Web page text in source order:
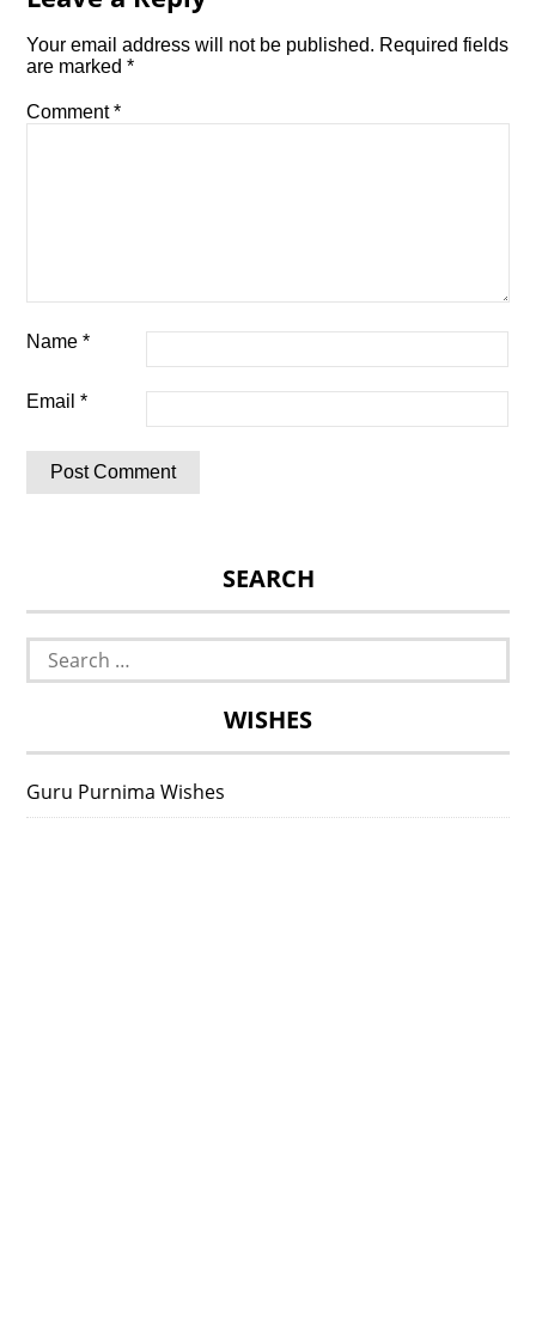
Your email address will not be published. Required fields
are marked*
Comment*
Name*
Email*
SEARCH
Search
for:
WISHES
Guru Purnima Wishes